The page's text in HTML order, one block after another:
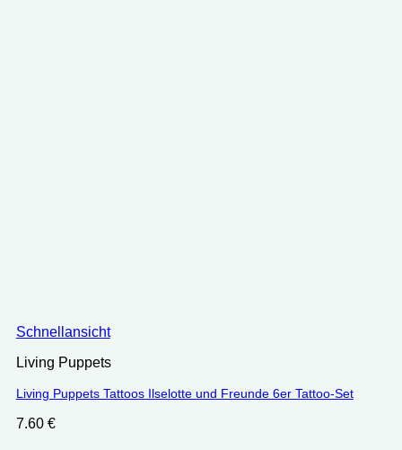
Schnellansicht
Living Puppets
Living Puppets Tattoos Ilselotte und Freunde 6er Tattoo-Set
7.60 €